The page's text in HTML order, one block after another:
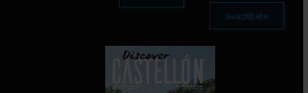
Suscríbete